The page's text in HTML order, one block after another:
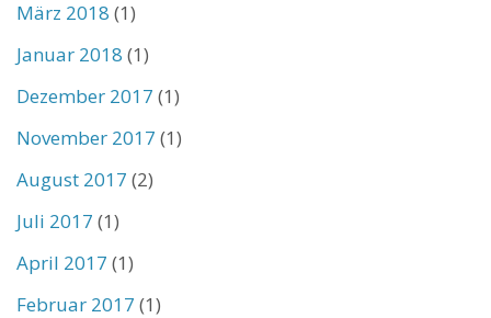
März 2018 (1)
Januar 2018 (1)
Dezember 2017 (1)
November 2017 (1)
August 2017 (2)
Juli 2017 (1)
April 2017 (1)
Februar 2017 (1)